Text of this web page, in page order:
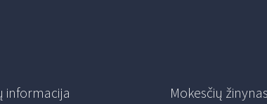
informacija
Mokesčių žinynas